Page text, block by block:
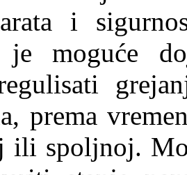
i
je moguće
prema
ili spoljnoj.